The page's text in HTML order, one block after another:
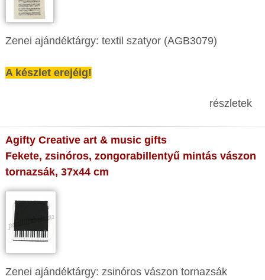
Zenei ajándéktárgy: textil szatyor (AGB3079)
A készlet erejéig!
részletek
Agifty Creative art & music gifts
Fekete, zsinóros, zongorabillentyű mintás vászon
tornazsák, 37x44 cm
Zenei ajándéktárgy: zsinóros vászon tornazsák